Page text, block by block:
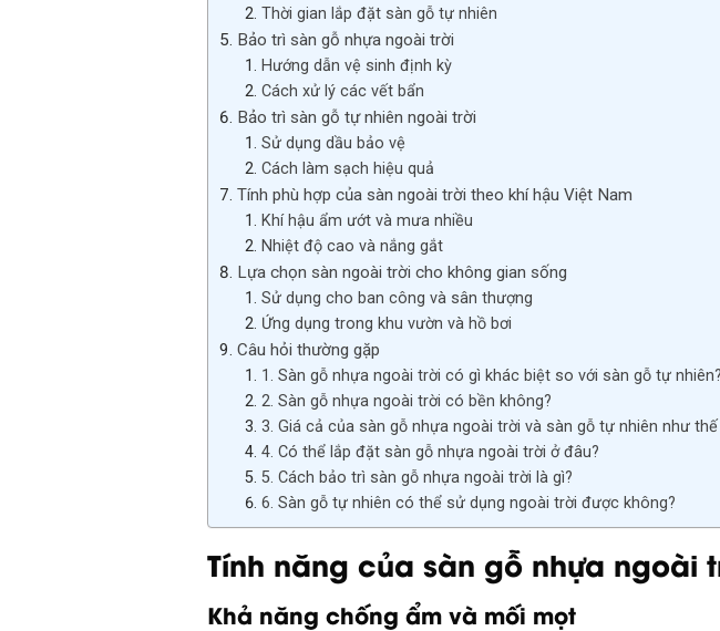
Thời gian lắp đặt sàn gỗ tự nhiên
Bảo trì sàn gỗ nhựa ngoài trời
Hướng dẫn vệ sinh định kỳ
Cách xử lý các vết bẩn
Bảo trì sàn gỗ tự nhiên ngoài trời
Sử dụng dầu bảo vệ
Cách làm sạch hiệu quả
Tính phù hợp của sàn ngoài trời theo khí hậu Việt Nam
Khí hậu ẩm ướt và mưa nhiều
Nhiệt độ cao và nắng gắt
Lựa chọn sàn ngoài trời cho không gian sống
Sử dụng cho ban công và sân thượng
Ứng dụng trong khu vườn và hồ bơi
Câu hỏi thường gặp
1. Sàn gỗ nhựa ngoài trời có gì khác biệt so với sàn gỗ tự nhiên?
2. Sàn gỗ nhựa ngoài trời có bền không?
3. Giá cả của sàn gỗ nhựa ngoài trời và sàn gỗ tự nhiên như thế
4. Có thể lắp đặt sàn gỗ nhựa ngoài trời ở đâu?
5. Cách bảo trì sàn gỗ nhựa ngoài trời là gì?
6. Sàn gỗ tự nhiên có thể sử dụng ngoài trời được không?
Tính năng của sàn gỗ nhựa ngoài
Khả năng chống ẩm và mối mọt